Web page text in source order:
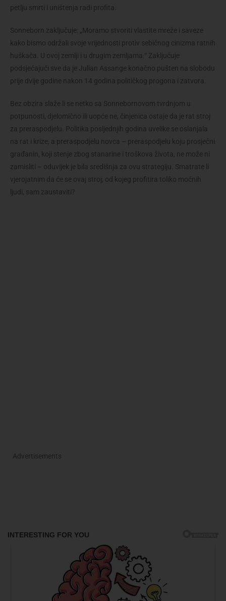
petlju smrti i uništenja radi profita.
Sonneborn zaključuje: „Moramo stvoriti vlastite mreže i saveze
kako bismo održali svoje vrijednosti protiv sebičnog cinizma ratnih
huškača. U ovoj zemlji i u drugim zemljama.“ Zaključuje
podsjećajući sve da je Julian Assange konačno pušten na slobodu
prije dvije godine nakon 14 godina političkog progona i zatvora.
Bez obzira slaže li se netko sa Sonnebornovom tvrdnjom u
potpunosti, djelomično ili uopće ne, činjenica ostaje da je rat stroj
za preraspodjelu. Politika posljednjih godina uvelike se oslanjala
na rat i krize, a preraspodjelu novca – preraspodjelu koju prosječni
građanin, koji stenje zbog stanarine i troškova života, ne može ni
zamisliti – oduvijek je bila središnja za ovu strategiju. Smatrate li
vjerojatnim da će se ovaj stroj, od kojeg profitira toliko moćnih
ljudi, sam zaustaviti?
Advertisements